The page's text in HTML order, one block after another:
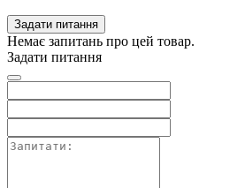
Задати питання
Немає запитань про цей товар.
Задати питання